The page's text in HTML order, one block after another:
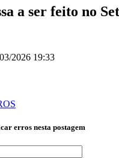
a ser feito no
2026 19:33
erros nesta postagem